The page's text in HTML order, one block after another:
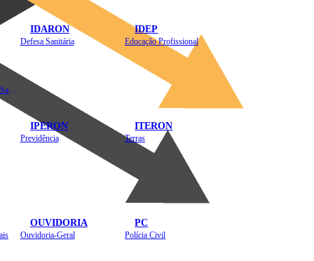
IDARON
Defesa Sanitária
IDEP
Educação Profissional
IPERON
Previdência
ITERON
Terras
OUVIDORIA
Ouvidoria-Geral
PC
Polícia Civil